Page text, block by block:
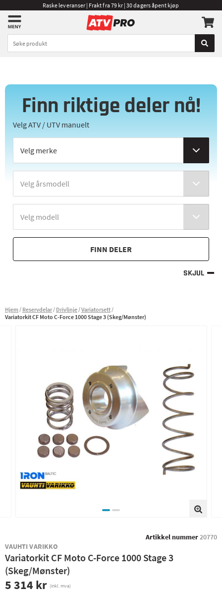
Raske leveranser | Frakt fra 79 kr | 30 dagers åpent kjøp
Finn riktige deler nå!
Velg ATV / UTV manuelt
FINN DELER
SKJUL
Hjem Reservdelar Drivlinje Variatorsett
Variatorkit CF Moto C-Force 1000 Stage 3 (Skeg/Mønster)
Artikkel nummer20770
VAUHTI VARIKKO
Variatorkit CF Moto C-Force 1000 Stage 3
(Skeg/Mønster)
5 314 kr (inkl. mva)